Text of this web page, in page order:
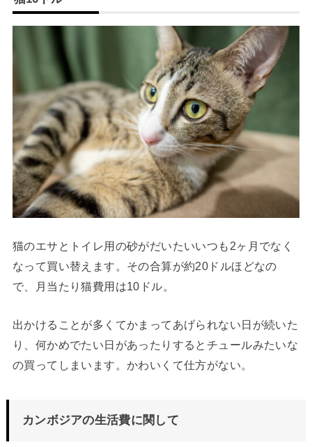
猫のエサとトイレ用の砂がだいたいいつも2ヶ月でなく
なって買い替えます。その合算が約20ドルほどなの
で、月当たり猫費用は10ドル。
出かけることが多くてかまってあげられない日が続いた
り、何かめでたい日があったりするとチュールみたいな
の買ってしまいます。かわいくて仕方がない。
カンボジアの生活費に関して